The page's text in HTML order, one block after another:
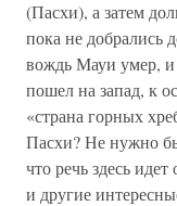
(Пасхи), а затем
пока не добрались
вождь Мауи умер,
пошел на запад, к
«страна горных
Пасхи? Не нужно
что речь здесь
и другие